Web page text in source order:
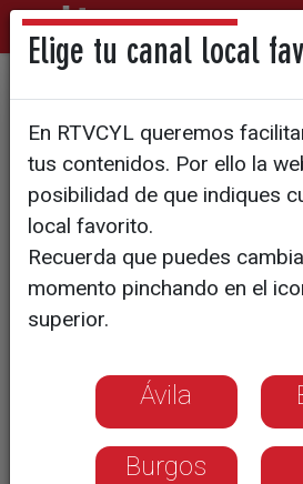
El acordeón volvió
con fuerza en
Castañero
Elige tu canal local
En RTVCYL queremos
tus contenidos. Por ello la
posibilidad de que indiques
local favorito.
Recuerda que puedes
momento pinchando en el
superior.
Ávila
Burgos